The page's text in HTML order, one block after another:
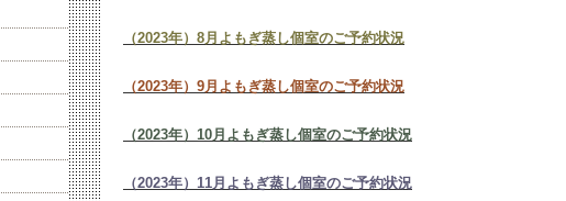
（2023年）8月よもぎ蒸し個室のご予約状況
（2023年）9月よもぎ蒸し個室のご予約状況
（2023年）10月よもぎ蒸し個室のご予約状況
（2023年）11月よもぎ蒸し個室のご予約状況